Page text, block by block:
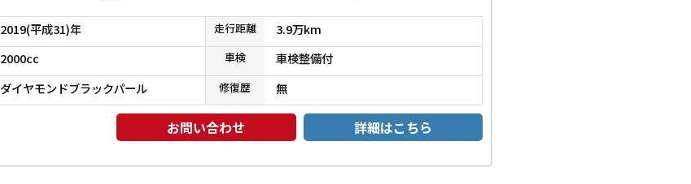
2019(平成31)年 走行距離 3.9万km
2000cc 車検 車検整備付
ダイヤモンドブラックパール 修復歴 無
お問い合わせ 詳細はこちら